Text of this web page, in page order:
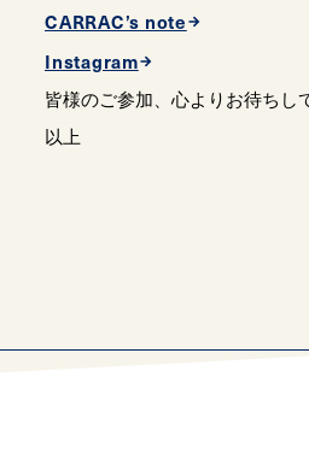
CARRAC’s note
Instagram
皆様のご参加、心よりお待ちし
以上
9/25更新）